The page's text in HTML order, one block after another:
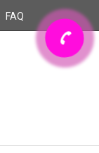
FAQ